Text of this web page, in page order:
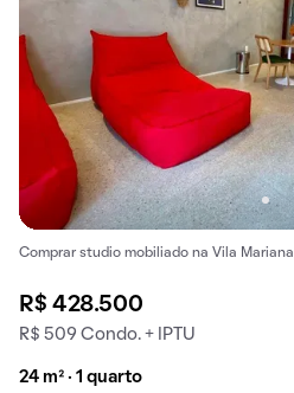
Comprar studio mobiliado na Vila
R$ 428.500
R$ 509 Condo. + IPTU
24 m² · 1 quarto